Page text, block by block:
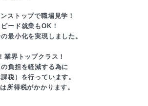
ストップで職場見学！
ード就業もOK！
最小化を実現しました。
界トップクラス！
負担を軽減する為に
税）を行っています。
所得税がかかります。